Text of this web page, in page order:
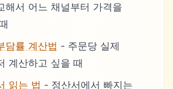
해서 어느 채널부터 가격을
담률 계산법 - 주문당 실제
계산하고 싶을 때
읽는 법 - 정산서에서 빠지는